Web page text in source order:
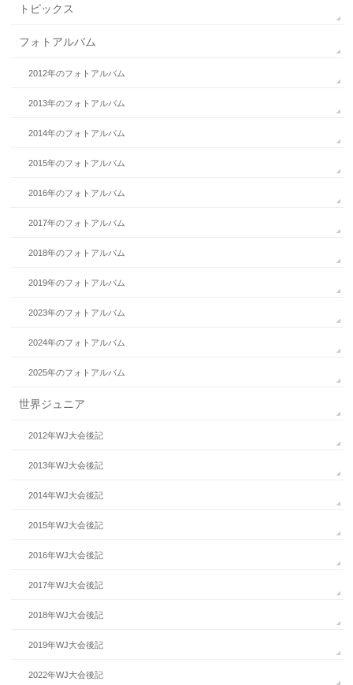
トピックス
フォトアルバム
2012年のフォトアルバム
2013年のフォトアルバム
2014年のフォトアルバム
2015年のフォトアルバム
2016年のフォトアルバム
2017年のフォトアルバム
2018年のフォトアルバム
2019年のフォトアルバム
2023年のフォトアルバム
2024年のフォトアルバム
2025年のフォトアルバム
世界ジュニア
2012年WJ大会後記
2013年WJ大会後記
2014年WJ大会後記
2015年WJ大会後記
2016年WJ大会後記
2017年WJ大会後記
2018年WJ大会後記
2019年WJ大会後記
2022年WJ大会後記